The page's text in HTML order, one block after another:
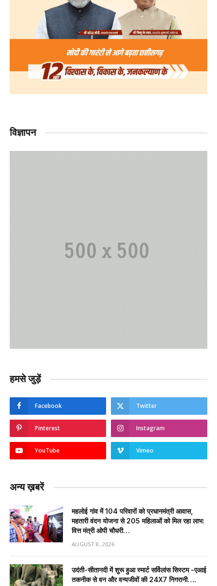
विज्ञापन
हमसे जुड़ें
Facebook Twitter
Pinterest Instagram
YouTube Vimeo
अन्य ख़बरें
महलोई गांव में 104 परिवारों को प्रधानमंत्री आवास,
महतारी वंदन योजना से 205 महिलाओं को मिल रहा लाभ:
वित्त मंत्री ओपी चौधरी…
AUGUST 8, 2026
उदंती-सीतानदी में शुरू हुआ स्मार्ट सर्विलांस सिस्टम -एआई
तकनीक से वन और वन्यजीवों की 24X7 निगरानी….